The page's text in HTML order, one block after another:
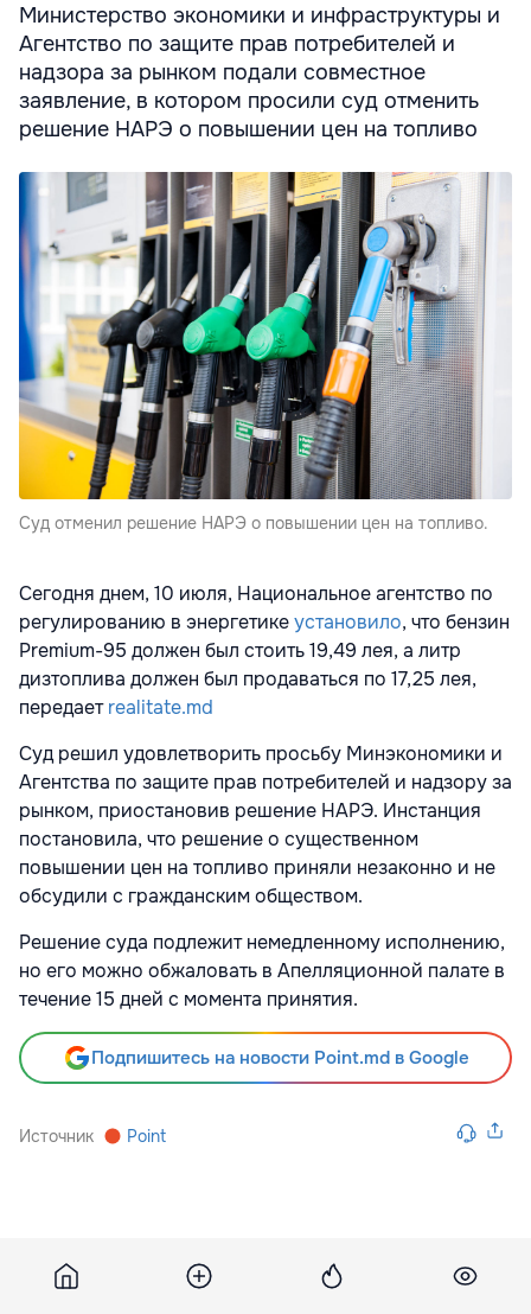
Министерство экономики и инфраструктуры и
Агентство по защите прав потребителей и
надзора за рынком подали совместное
заявление, в котором просили суд отменить
решение НАРЭ о повышении цен на топливо
Суд отменил решение НАРЭ о повышении цен на топливо.
Сегодня днем, 10 июля, Национальное агентство по
регулированию в энергетикеустановило, что бензин
Premium-95 должен был стоить 19,49 лея, а литр
дизтоплива должен был продаваться по 17,25 лея,
передаетrealitate.md
Суд решил удовлетворить просьбу Минэкономики и
Агентства по защите прав потребителей и надзору за
рынком, приостановив решение НАРЭ. Инстанция
постановила, что решение о существенном
повышении цен на топливо приняли незаконно и не
обсудили с гражданским обществом.
Решение суда подлежит немедленному исполнению,
но его можно обжаловать в Апелляционной палате в
течение 15 дней с момента принятия.
Подпишитесь на новости Point.md в Google
Источник Point